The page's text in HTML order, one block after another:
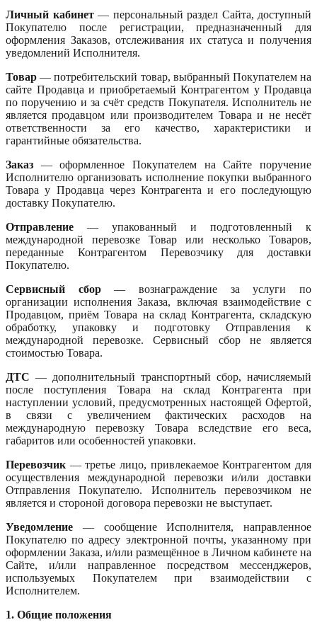
Личный кабинет— персональный раздел Сайта, доступный
Покупателю после регистрации, предназначенный для
оформления Заказов, отслеживания их статуса и получения
уведомлений Исполнителя.
Товар — потребительский товар, выбранный Покупателем на
сайте Продавца и приобретаемый Контрагентом у Продавца
по поручению и за счёт средств Покупателя. Исполнитель не
является продавцом или производителем Товара и не несёт
ответственности за его качество, характеристики и
гарантийные обязательства.
Заказ — оформленное Покупателем на Сайте поручение
Исполнителю организовать исполнение покупки выбранного
Товара у Продавца через Контрагента и его последующую
доставку Покупателю.
Отправление — упакованный и подготовленный к
международной перевозке Товар или несколько Товаров,
переданные Контрагентом Перевозчику для доставки
Покупателю.
Сервисный сбор— вознаграждение за услуги по
организации исполнения Заказа, включая взаимодействие с
Продавцом, приём Товара на склад Контрагента, складскую
обработку, упаковку и подготовку Отправления к
международной перевозке. Сервисный сбор не является
стоимостью Товара.
ДТС — дополнительный транспортный сбор, начисляемый
после поступления Товара на склад Контрагента при
наступлении условий, предусмотренных настоящей Офертой,
в связи с увеличением фактических расходов на
международную перевозку Товара вследствие его веса,
габаритов или особенностей упаковки.
Перевозчик — третье лицо, привлекаемое Контрагентом для
осуществления международной перевозки и/или доставки
Отправления Покупателю. Исполнитель перевозчиком не
является и стороной договора перевозки не выступает.
Уведомление — сообщение Исполнителя, направленное
Покупателю по адресу электронной почты, указанному при
оформлении Заказа, и/или размещённое в Личном кабинете на
Сайте, и/или направленное посредством мессенджеров,
используемых Покупателем при взаимодействии с
Исполнителем.
1. Общие положения